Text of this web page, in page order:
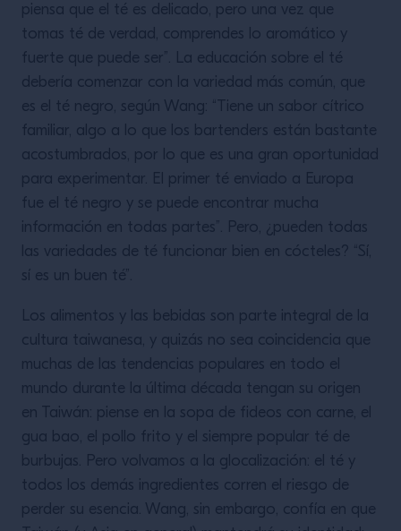
piensa que el té es delicado, pero una vez que
tomas té de verdad, comprendes lo aromático y
fuerte que puede ser”. La educación sobre el té
debería comenzar con la variedad más común, que
es el té negro, según Wang: “Tiene un sabor cítrico
familiar, algo a lo que los bartenders están bastante
acostumbrados, por lo que es una gran oportunidad
para experimentar. El primer té enviado a Europa
fue el té negro y se puede encontrar mucha
información en todas partes”. Pero, ¿pueden todas
las variedades de té funcionar bien en cócteles? “Sí,
sí es un buen té”.
Los alimentos y las bebidas son parte integral de la
cultura taiwanesa, y quizás no sea coincidencia que
muchas de las tendencias populares en todo el
mundo durante la última década tengan su origen
en Taiwán: piense en la sopa de fideos con carne, el
gua bao, el pollo frito y el siempre popular té de
burbujas. Pero volvamos a la glocalización: el té y
todos los demás ingredientes corren el riesgo de
perder su esencia. Wang, sin embargo, confía en que